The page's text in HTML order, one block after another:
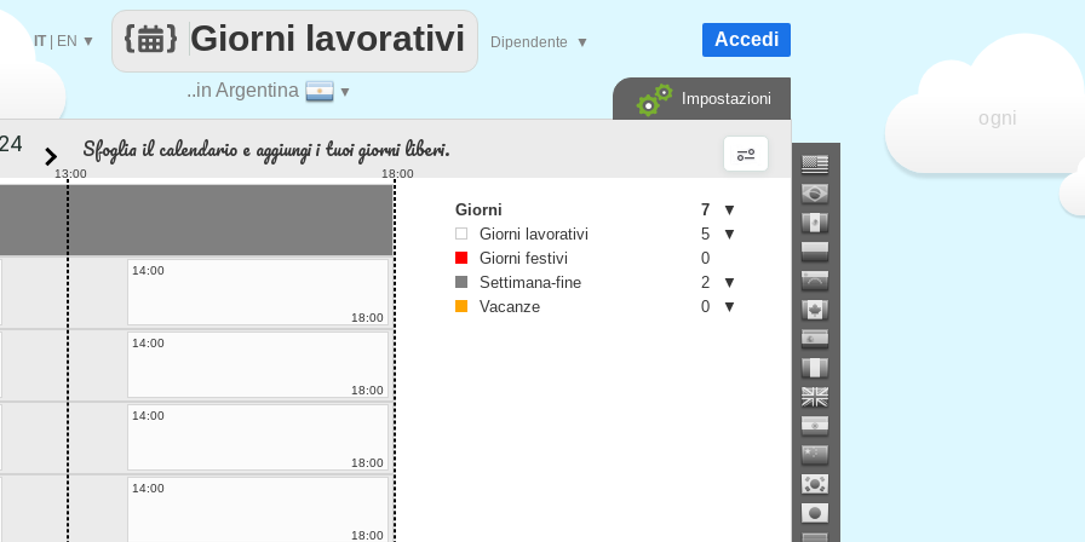
ogni
..in Argentina ▼
Giorni lavorativi
IT| EN ▼ Dipendente ▼ Accedi
Impostazioni
Sfoglia il calendario e aggiungi i tuoi giorni liberi.
13:00 18:00
14:00
18:00
14:00
18:00
14:00
18:00
14:00
18:00
Giorni 7
▼
Giorni lavorativi
5
▼
Giorni festivi
0
Settimana-fine
2
▼
Vacanze
0 ▼